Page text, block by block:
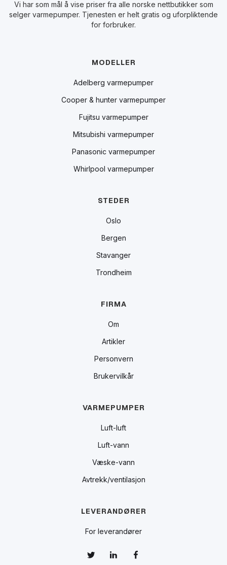
Vi har som mål å vise priser fra alle norske nettbutikker som
selger varmepumper. Tjenesten er helt gratis og uforpliktende
for forbruker.
MODELLER
Adelberg varmepumper
Cooper & hunter varmepumper
Fujitsu varmepumper
Mitsubishi varmepumper
Panasonic varmepumper
Whirlpool varmepumper
STEDER
Oslo
Bergen
Stavanger
Trondheim
FIRMA
Om
Artikler
Personvern
Brukervilkår
VARMEPUMPER
Luft-luft
Luft-vann
Væske-vann
Avtrekk/ventilasjon
LEVERANDØRER
For leverandører